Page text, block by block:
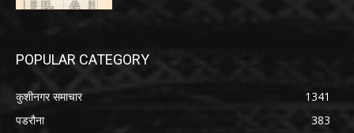
POPULAR CATEGORY
कुशीनगर समाचार
1341
पडरौना
383